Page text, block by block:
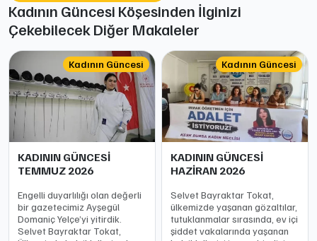
Kadının Güncesi Köşesinden İlginizi
Çekebilecek Diğer Makaleler
Kadının Güncesi
KADININ GÜNCESİ
TEMMUZ 2026
Engelli duyarlılığı olan değerli
bir gazetecimiz Ayşegül
Domaniç Yelçe’yi yitirdik.
Selvet Bayraktar Tokat,
Kadının Güncesi
KADININ GÜNCESİ
HAZİRAN 2026
Selvet Bayraktar Tokat,
ülkemizde yaşanan gözaltılar,
tutuklanmalar sırasında, ev içi
şiddet vakalarında yaşanan